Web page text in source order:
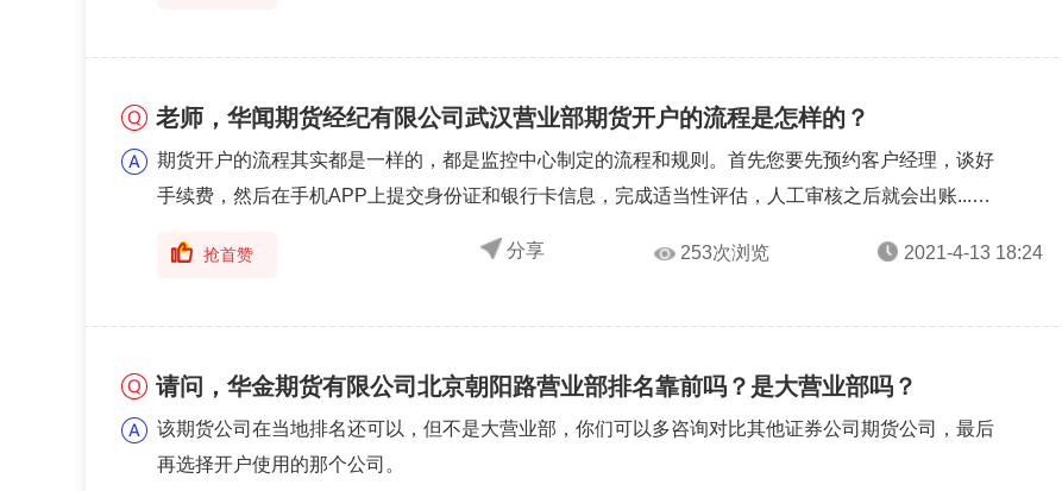
老师，华闻期货经纪有限公司武汉营业部期货开户的流程是怎样的？
期货开户的流程其实都是一样的，都是监控中心制定的流程和规则。首先您要先预约客户经理，谈好
手续费，然后在手机APP上提交身份证和银行卡信息，完成适当性评估，人工审核之后就会出账...
抢首赞 分享 253次浏览 2021-4-13 18:24
请问，华金期货有限公司北京朝阳路营业部排名靠前吗？是大营业部吗？
该期货公司在当地排名还可以，但不是大营业部，你们可以多咨询对比其他证券公司期货公司，最后
再选择开户使用的那个公司。